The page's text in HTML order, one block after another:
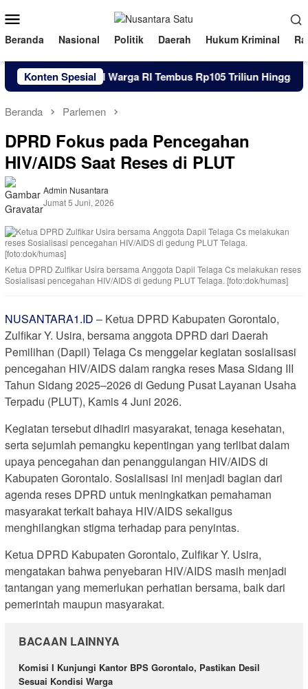
ke
kontenMobile
Beranda Nasional Politik Daerah Hukum Kriminal
Konten Spesial
Utang Pinjol Warga RI Tembus Rp105 Triliun Hingga Juni
Beranda Parlemen
DPRD Fokus pada Pencegahan
HIV/AIDS Saat Reses di PLUT
Admin Nusantara
Jumat 5 Juni, 2026
Ketua DPRD Zulfikar Usira bersama Anggota Dapil Telaga Cs melakukan reses
Sosialisasi pencegahan HIV/AIDS di gedung PLUT Telaga. [foto:dok/humas]
NUSANTARA1.ID – Ketua DPRD Kabupaten Gorontalo,
Zulfikar Y. Usira, bersama anggota DPRD dari Daerah
Pemilihan (Dapil) Telaga Cs menggelar kegiatan sosialisasi
pencegahan HIV/AIDS dalam rangka reses Masa Sidang III
Tahun Sidang 2025–2026 di Gedung Pusat Layanan Usaha
Terpadu (PLUT), Kamis 4 Juni 2026.
Kegiatan tersebut dihadiri masyarakat, tenaga kesehatan,
serta sejumlah pemangku kepentingan yang terlibat dalam
upaya pencegahan dan penanggulangan HIV/AIDS di
Kabupaten Gorontalo. Sosialisasi ini menjadi bagian dari
agenda reses DPRD untuk meningkatkan pemahaman
masyarakat terkait bahaya HIV/AIDS sekaligus
menghilangkan stigma terhadap para penyintas.
Ketua DPRD Kabupaten Gorontalo, Zulfikar Y. Usira,
mengatakan bahwa penyebaran HIV/AIDS masih menjadi
tantangan yang memerlukan perhatian bersama, baik dari
pemerintah maupun masyarakat.
BACAAN LAINNYA
Komisi I Kunjungi Kantor BPS Gorontalo, Pastikan Desil
Sesuai Kondisi Warga